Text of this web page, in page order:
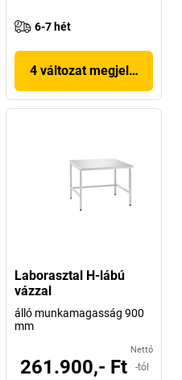
6-7 hét
4 változat megjelenítése
Laborasztal H-lábú
vázzal
álló munkamagasság 900
mm
Nettó
261.900,- Ft -tól